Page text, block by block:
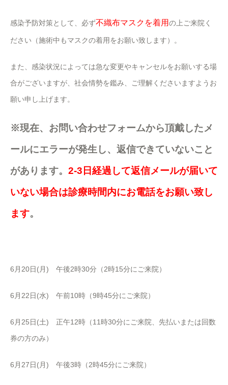
感染予防対策として、必ず不織布マスクを着用の上ご来院く
ださい（施術中もマスクの着用をお願い致します）。
また、感染状況によっては急な変更やキャンセルをお願いする場
合がございますが、社会情勢を鑑み、ご理解くださいますようお
願い申し上げます。
※現在、お問い合わせフォームから頂戴したメ
ールにエラーが発生し、返信できていないこと
があります。 2-3日経過して返信メールが届いて
いない場合は診療時間内にお電話をお願い致し
ます。
6月20日(月) 午後2時30分（2時15分にご来院）
6月22日(水) 午前10時（9時45分にご来院）
6月25日(土) 正午12時（11時30分にご来院、先払いまたは回数
券の方のみ）
6月27日(月) 午後3時（2時45分にご来院）